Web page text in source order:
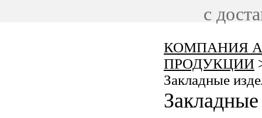
КОМПАНИЯ
ПРОДУКЦИИ
Закладные
с